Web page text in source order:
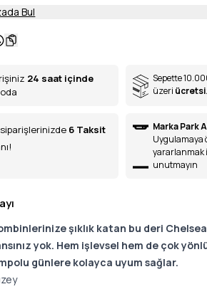
Bul
24 saat içinde
Sepette
üzeri
6 Taksit
Marka Park
Uygulamaya
yararlanmak
unutmayın
şıklık katan bu deri
yok. Hem işlevsel hem de çok
günlere kolayca uyum sağlar.